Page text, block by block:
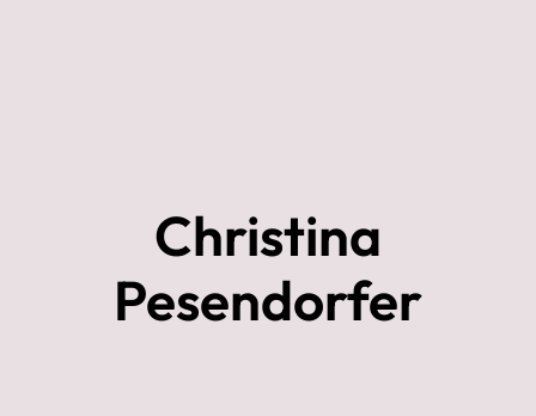
Christina
Pesendorfer